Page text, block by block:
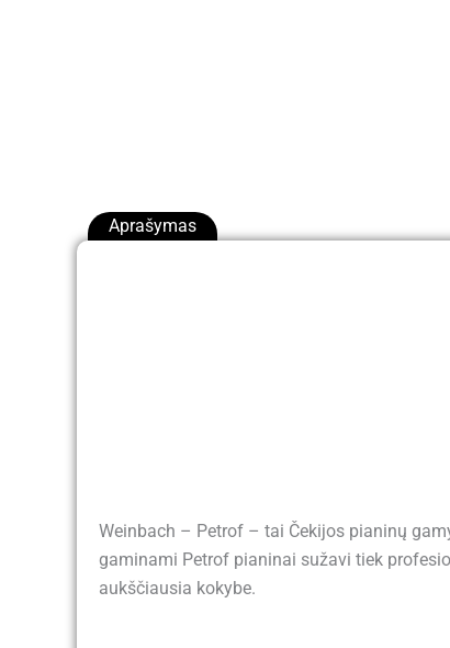
Aprašymas
Weinbach – Petrof – tai Čekijos pianinų
gaminami Petrof pianinai sužavi tiek
aukščiausia kokybe.